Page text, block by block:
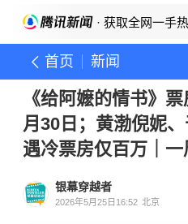
· 获取全网一手
首页 新闻
《给阿嬷的情书》
月30日；黄渤倪妮
遇冷票房仅百万｜一
银幕穿越者
2026年5月25日16:52 北京